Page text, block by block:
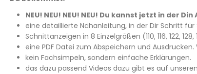
NEU! NEU! NEU! NEU! Du kannst jetzt in der
eine detaillierte Nähanleitung, in der Dir Schritt
Schnittanzeigen in 8 Einzelgrößen (110, 116, 122,
eine PDF Datei zum Abspeichern und
kein Fachsimpeln, sondern einfache Erklärungen.
das dazu passend Videos dazu gibt es auf